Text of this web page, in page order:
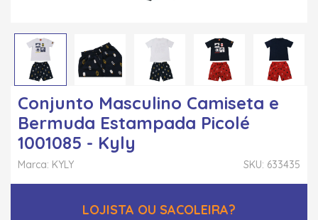
Conjunto Masculino Camiseta e
Bermuda Estampada Picolé
1001085 - Kyly
SKU: 633435
Marca: KYLY
LOJISTA OU SACOLEIRA?